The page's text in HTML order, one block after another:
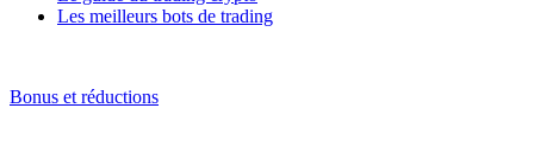
Les meilleurs bots de trading
Bonus et réductions